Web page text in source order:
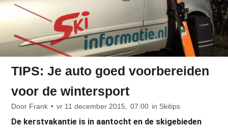
TIPS: Je auto goed voorbereiden
voor de wintersport
Door Frank • vr 11 december 2015, 07:00 in Skitips
De kerstvakantie is in aantocht en de skigebieden